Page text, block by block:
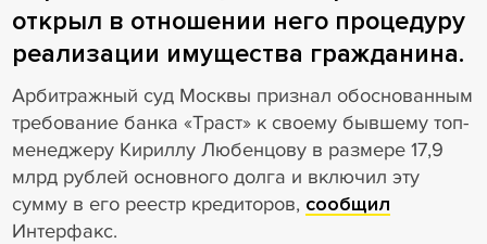
открыл в отношении него процедуру
реализации имущества гражданина.
Арбитражный суд Москвы признал обоснованным
требование банка «Траст» к своему бывшему топ-
менеджеру Кириллу Любенцову в размере 17,9
млрд рублей основного долга и включил эту
сумму в его реестр кредиторов, сообщил
Интерфакс.